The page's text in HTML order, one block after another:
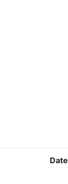
Date